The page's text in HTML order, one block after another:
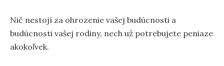
Nič nestojí za ohrozenie vašej budúcnosti a
budúcnosti vašej rodiny, nech už potrebujete peniaze
akokoľvek.